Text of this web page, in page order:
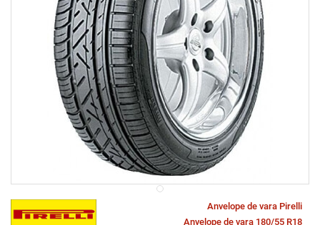
Anvelope de vara Pirelli
Anvelope de vara 180/55 R18